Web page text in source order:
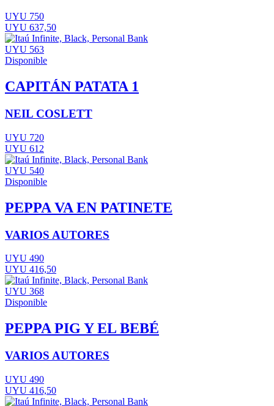
UYU 750
UYU 637,50
UYU 563
Disponible
CAPITÁN PATATA 1
NEIL COSLETT
UYU 720
UYU 612
UYU 540
Disponible
PEPPA VA EN PATINETE
VARIOS AUTORES
UYU 490
UYU 416,50
UYU 368
Disponible
PEPPA PIG Y EL BEBÉ
VARIOS AUTORES
UYU 490
UYU 416,50